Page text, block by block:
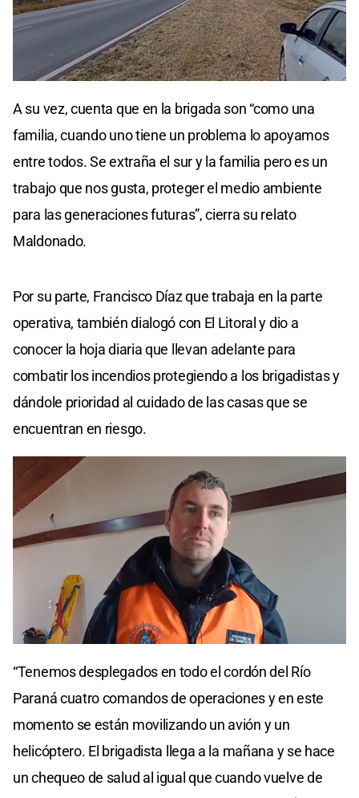
A su vez, cuenta que en la brigada son “como una
familia, cuando uno tiene un problema lo apoyamos
entre todos. Se extraña el sur y la familia pero es un
trabajo que nos gusta, proteger el medio ambiente
para las generaciones futuras”, cierra su relato
Maldonado.
Por su parte, Francisco Díaz que trabaja en la parte
operativa, también dialogó con El Litoral y dio a
conocer la hoja diaria que llevan adelante para
combatir los incendios protegiendo a los brigadistas y
dándole prioridad al cuidado de las casas que se
encuentran en riesgo.
“Tenemos desplegados en todo el cordón del Río
Paraná cuatro comandos de operaciones y en este
momento se están movilizando un avión y un
helicóptero. El brigadista llega a la mañana y se hace
un chequeo de salud al igual que cuando vuelve de